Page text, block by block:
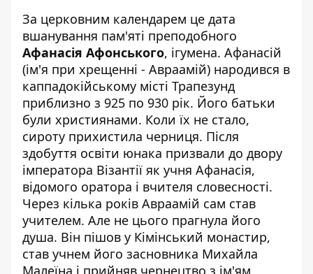
За церковним календарем це дата
вшанування пам'яті преподобного
Афанасія Афонського, ігумена. Афанасій
(ім'я при хрещенні - Авраамій) народився в
каппадокійському місті Трапезунд
приблизно з 925 по 930 рік. Його батьки
були християнами. Коли їх не стало,
сироту прихистила черниця. Після
здобуття освіти юнака призвали до двору
імператора Візантії як учня Афанасія,
відомого оратора і вчителя словесності.
Через кілька років Авраамій сам став
учителем. Але не цього прагнула його
душа. Він пішов у Кімінський монастир,
став учнем його засновника Михайла